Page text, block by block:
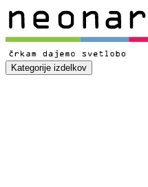
Kategorije izdelkov